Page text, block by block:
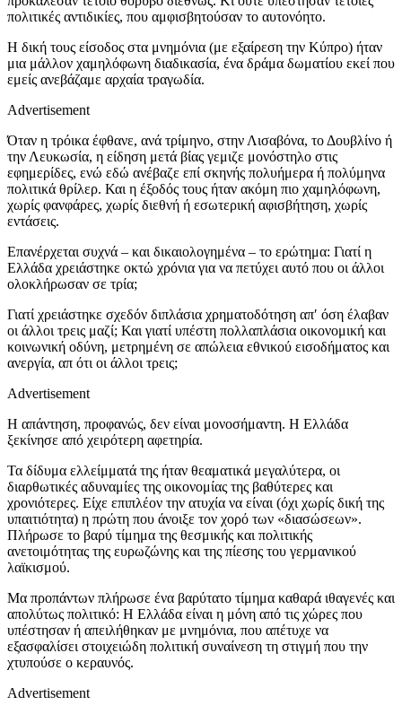
πολιτικές αντιδικίες, που αμφισβητούσαν το αυτονόητο.
Η δική τους είσοδος στα μνημόνια (με εξαίρεση την Κύπρο) ήταν
μια μάλλον χαμηλόφωνη διαδικασία, ένα δράμα δωματίου εκεί που
εμείς ανεβάζαμε αρχαία τραγωδία.
Advertisement
Όταν η τρόικα έφθανε, ανά τρίμηνο, στην Λισαβόνα, το Δουβλίνο ή
την Λευκωσία, η είδηση μετά βίας γεμιζε μονόστηλο στις
εφημερίδες, ενώ εδώ ανέβαζε επί σκηνής πολυήμερα ή πολύμηνα
πολιτικά θρίλερ. Και η έξοδός τους ήταν ακόμη πιο χαμηλόφωνη,
χωρίς φανφάρες, χωρίς διεθνή ή εσωτερική αφισβήτηση, χωρίς
εντάσεις.
Επανέρχεται συχνά – και δικαιολογημένα – το ερώτημα: Γιατί η
Ελλάδα χρειάστηκε οκτώ χρόνια για να πετύχει αυτό που οι άλλοι
ολοκλήρωσαν σε τρία;
Γιατί χρειάστηκε σχεδόν διπλάσια χρηματοδότηση απ′ όση έλαβαν
οι άλλοι τρεις μαζί; Και γιατί υπέστη πολλαπλάσια οικονομική και
κοινωνική οδύνη, μετρημένη σε απώλεια εθνικού εισοδήματος και
ανεργία, απ ότι οι άλλοι τρεις;
Advertisement
Η απάντηση, προφανώς, δεν είναι μονοσήμαντη. Η Ελλάδα
ξεκίνησε από χειρότερη αφετηρία.
Τα δίδυμα ελλείμματά της ήταν θεαματικά μεγαλύτερα, οι
διαρθωτικές αδυναμίες της οικονομίας της βαθύτερες και
χρονιότερες. Είχε επιπλέον την ατυχία να είναι (όχι χωρίς δική της
υπαιτιότητα) η πρώτη που άνοιξε τον χορό των «διασώσεων».
Πλήρωσε το βαρύ τίμημα της θεσμικής και πολιτικής
ανετοιμότητας της ευρωζώνης και της πίεσης του γερμανικού
λαϊκισμού.
Μα προπάντων πλήρωσε ένα βαρύτατο τίμημα καθαρά ιθαγενές και
απολύτως πολιτικό: Η Ελλάδα είναι η μόνη από τις χώρες που
υπέστησαν ή απειλήθηκαν με μνημόνια, που απέτυχε να
εξασφαλίσει στοιχειώδη πολιτική συναίνεση τη στιγμή που την
χτυπούσε ο κεραυνός.
Advertisement